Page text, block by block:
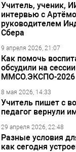
Учитель, ученик,
интервью с
руководителем
Сбера
9 апреля 2026, 21:07
Как помочь
обсудили на
ММСО.ЭКСПО-2026
8 мая 2026, 14:33
Учитель пишет с
педагог вернули
29 апреля 2026, 22:48
Разные условия
как сегодня